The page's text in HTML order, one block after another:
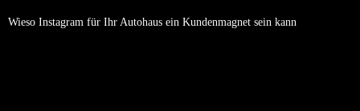
Wieso Instagram für Ihr Autohaus ein Kundenmagnet sein kann